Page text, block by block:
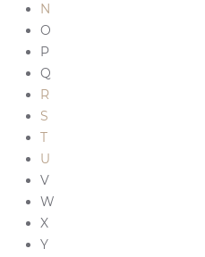
N
O
P
Q
R
S
T
U
V
W
X
Y